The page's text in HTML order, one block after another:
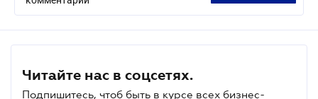
Читайте нас в соцсетях.
Подпишитесь, чтоб быть в курсе всех бизнес-